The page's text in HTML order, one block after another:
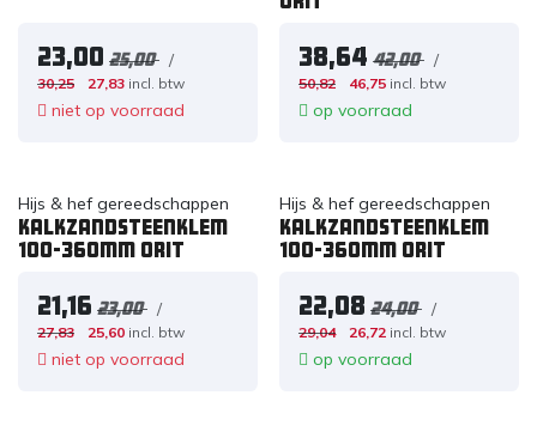
23,00 25,00 /
30,25 27,83 incl. btw
niet op voorraad
38,64 42,00 /
50,82 46,75 incl. btw
op voorraad
Hijs & hef gereedschappen
Kalkzandsteenklem
100-360mm ORIT
21,16 23,00 /
27,83 25,60 incl. btw
niet op voorraad
Hijs & hef gereedschappen
Kalkzandsteenklem
100-360mm ORIT
22,08 24,00 /
29,04 26,72 incl. btw
op voorraad